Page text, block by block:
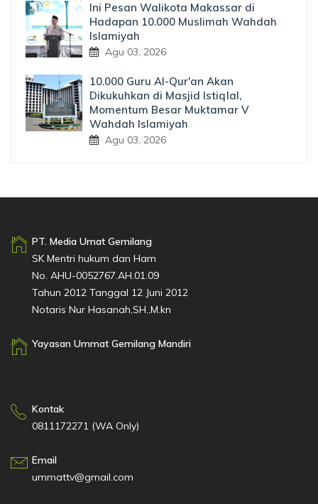
Ini Pesan Walikota Makassar di
Hadapan 10.000 Muslimah Wahdah
Islamiyah
Agu 03, 2026
10.000 Guru Al-Qur'an Akan
Dikukuhkan di Masjid Istiqlal,
Momentum Besar Muktamar V
Wahdah Islamiyah
Agu 03, 2026
PT. Media Umat Gemilang
SK Mentri hukum dan Ham
No. AHU-0052767.AH.01.09
Tahun 2012 Tanggal 12 Juni 2012
Notaris Nur Hasanah,SH.,M.kn
Yayasan Ummat Gemilang Mandiri
Kontak
0811172271 (WA Only)
Email
ummattv@gmail.com